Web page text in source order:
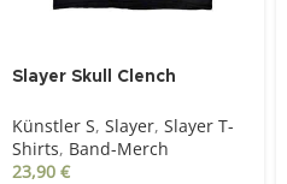
Slayer Skull Clench
Künstler S, Slayer, Slayer T-
Shirts, Band-Merch
23,90 €